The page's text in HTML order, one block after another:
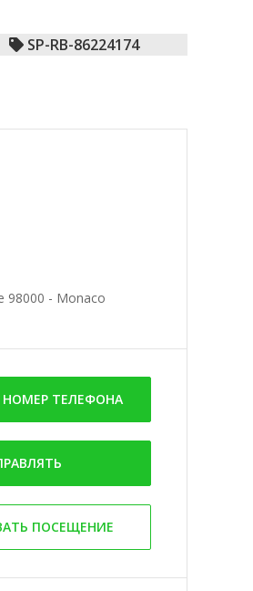
SP-RB-86224174
98000 - Monaco
ТЕЛЕФОНА
ПОСЕЩЕНИЕ